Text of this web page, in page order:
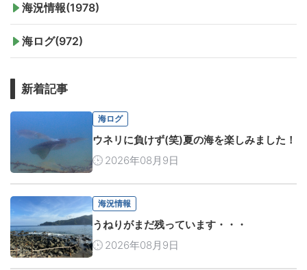
海況情報(1978)
海ログ(972)
新着記事
海ログ
ウネリに負けず(笑)夏の海を楽しみました！
2026年08月9日
海況情報
うねりがまだ残っています・・・
2026年08月9日